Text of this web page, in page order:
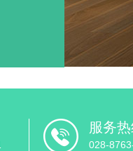
服务
028-